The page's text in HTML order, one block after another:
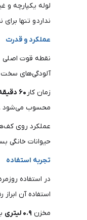
لوله یکپارچه و
ندارد و تنها
عملکرد و قدرت
نقطه قوت اصلی
آلودگی‌های سخت
زمان کار
محسوب می‌شود
عملکرد روی
حیوانات خانگی
تجربه استفاده
در استفاده
استفاده آن
مخزن ۰.۹ لیتری